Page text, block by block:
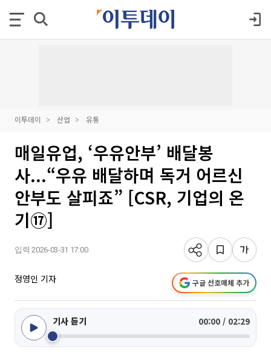
이투데이 산업 유통
매일유업, ‘우유안부’ 배달봉
사...“우유 배달하며 독거 어르신
안부도 살피죠” [CSR, 기업의 온
기⑰]
입력 2026-03-31 17:00
정영인 기자 구글 선호매체 추가
기사 듣기 00:00 / 02:29